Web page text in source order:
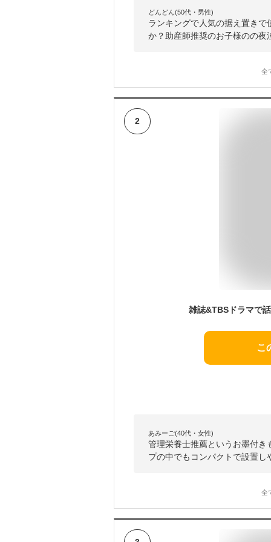
どんどん(50代・男性)
ランキングで人気の据え置き
か？助産師推奨のお子様のの
全
2
こ
あみーご(40代・女性)
管理栄養士推薦というお墨付き
プの中でもコンパクトで設置し
全